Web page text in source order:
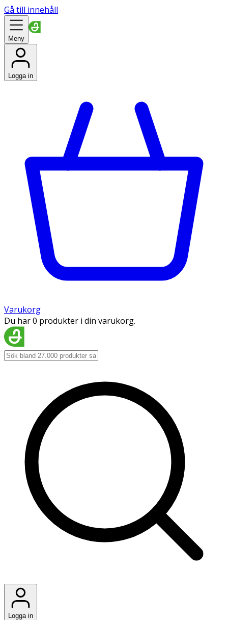
Gå till innehåll
Meny
Logga in
Varukorg
Du har 0 produkter i din varukorg.
Logga in